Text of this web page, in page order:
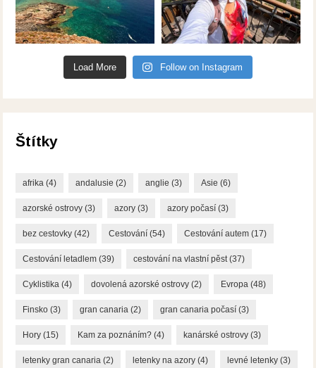
Load More Follow on Instagram
Štítky
afrika (4) andalusie (2) anglie (3) Asie (6)
azorské ostrovy (3) azory (3) azory počasí (3)
bez cestovky (42) Cestování (54) Cestování autem (17)
Cestování letadlem (39) cestování na vlastní pěst(37)
Cyklistika (4) dovolená azorské ostrovy (2) Evropa (48)
Finsko (3) gran canaria (2) gran canaria počasí (3)
Hory (15) Kam za poznáním? (4) kanárské ostrovy (3)
letenky gran canaria (2) letenky na azory (4) levné letenky (3)